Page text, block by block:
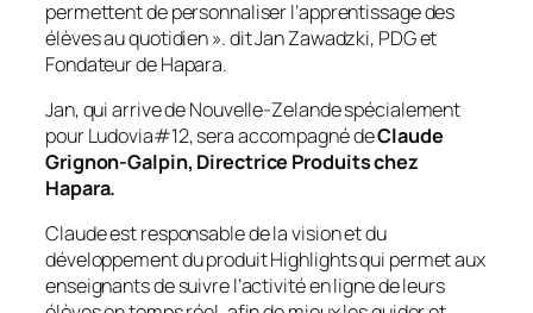
permettent de personnaliser l’apprentissage des
élèves au quotidien ».dit Jan Zawadzki, PDG et
Fondateur de Hapara.
Jan, qui arrive de Nouvelle-Zelande spécialement
pour Ludovia#12, sera accompagné deClaude
Grignon-Galpin, Directrice Produits chez
Hapara.
Claude est responsable de la vision et du
développement du produit Highlights qui permet aux
enseignants de suivre l’activité en ligne de leurs